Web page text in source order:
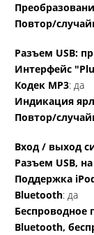
Повтор/
Разъем USB:
Интерфейс
Кодек MP3: да
Индикация
Повтор/
Вход / выход
Разъем USB,
Поддержка
Bluetooth: да
Беспроводное
Bluetooth,